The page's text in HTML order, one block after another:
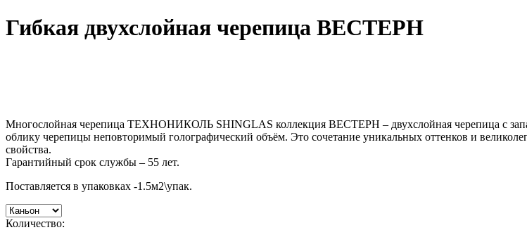
Гибкая двухслойная черепица ВЕСТЕРН
Многослойная черепица ТЕХНОНИКОЛЬ SHINGLAS коллекция ВЕСТЕРН – двухслойная черепица с
облику черепицы неповторимый голографический объём. Это сочетание уникальных оттенков и
свойства.
Гарантийный срок службы – 55 лет.
Поставляется в упаковках -1.5м2\упак.
Количество: